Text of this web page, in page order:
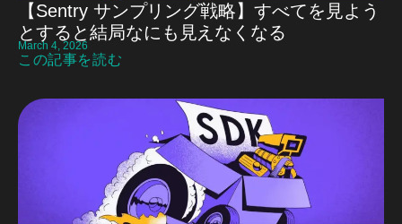
【Sentry サンプリング戦略】すべてを見よう
とすると結局なにも見えなくなる
March 4, 2026
この記事を読む